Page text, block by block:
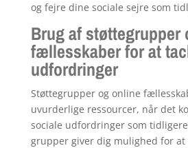
og fejre dine sociale sejre som
Brug af støttegrupper
fællesskaber for at
udfordringer
Støttegrupper og online
uvurderlige ressourcer, når det
sociale udfordringer som
grupper giver dig mulighed for at